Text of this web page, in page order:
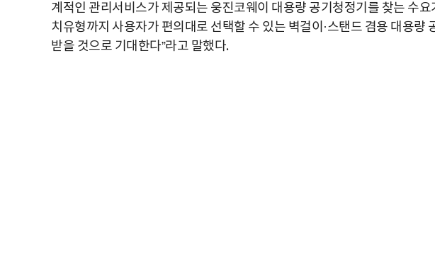
계적인 관리서비스가 제공되는 웅진코웨이 대용량 공기청정기를 찾는 수
치유형까지 사용자가 편의대로 선택할 수 있는 벽걸이·스탠드 겸용 대용량
받을 것으로 기대한다”라고 말했다.